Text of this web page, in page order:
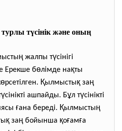
түсінік және оның
ң жалпы түсінігі
Ерекше бөлімде нақты
өрсетілген. Қылмыстық заң
үсінікті ашпайды. Бұл түсінікті
ғана береді. Қылмыстың
қ заң бойынша қоғамға